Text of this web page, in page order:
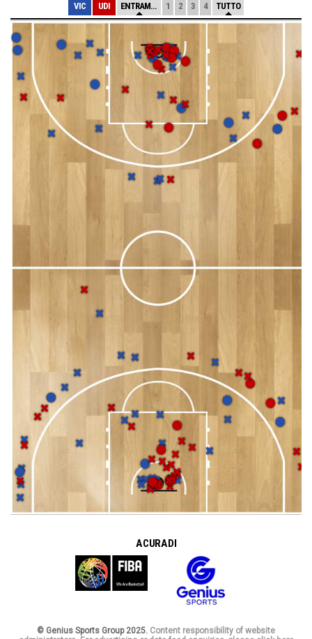
VIC UDI ENTRAMBE 1 2 3 4 TUTTO
A CURA DI
© Genius Sports Group 2025. Content responsibility of website